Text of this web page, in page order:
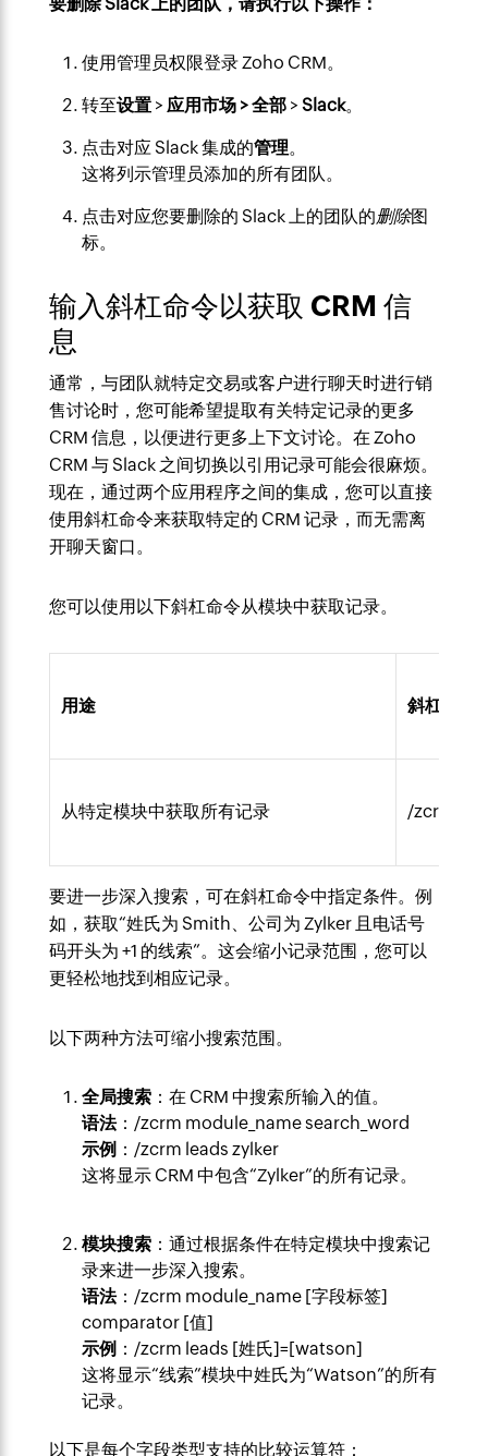
使用管理员权限登录 Zoho CRM。
转至设置> 应用市场 > 全部> Slack。
点击对应 Slack 集成的管理。
这将列示管理员添加的所有团队。
点击对应您要删除的 Slack 上的团队的删除图
标。
输入斜杠命令以获取 CRM 信
息
通常，与团队就特定交易或客户进行聊天时进行销
售讨论时，您可能希望提取有关特定记录的更多
CRM 信息，以便进行更多上下文讨论。在 Zoho
CRM 与 Slack 之间切换以引用记录可能会很麻烦。
现在，通过两个应用程序之间的集成，您可以直接
使用斜杠命令来获取特定的 CRM 记录，而无需离
开聊天窗口。
您可以使用以下斜杠命令从模块中获取记录。
用途 斜杠命令
从特定模块中获取所有记录 /zcrm
要进一步深入搜索，可在斜杠命令中指定条件。例
如，获取“姓氏为 Smith、公司为 Zylker 且电话号
码开头为 +1 的线索”。这会缩小记录范围，您可以
更轻松地找到相应记录。
以下两种方法可缩小搜索范围。
全局搜索：在 CRM 中搜索所输入的值。
语法：/zcrm module_name search_word
示例 ：/zcrm leads zylker
这将显示 CRM 中包含“Zylker”的所有记录。
模块搜索：通过根据条件在特定模块中搜索记
录来进一步深入搜索。
语法：/zcrm module_name [字段标签]
comparator [值]
示例 ： /zcrm leads [姓氏]=[watson]
这将显示“线索”模块中姓氏为“Watson”的所有
记录。
以下是每个字段类型支持的比较运算符：